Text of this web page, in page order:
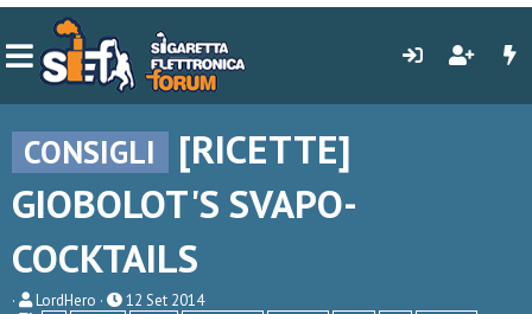
CONSIGLI
[RICETTE]
GIOBOLOT'S SVAPO-
COCKTAILS
C
LordHero
D12 Set 2014